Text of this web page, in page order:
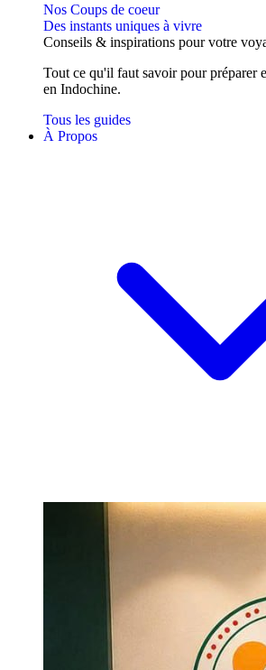
Nos Coups de coeur
Des instants uniques à vivre
Conseils & inspirations pour votre
Tout ce qu'il faut savoir pour préparer
en Indochine.
Tous les guides
À Propos